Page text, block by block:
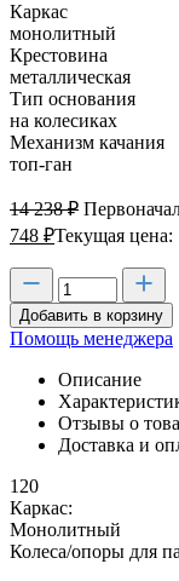
Каркас
монолитный
Крестовина
металлическая
Тип основания
на колесиках
Механизм качания
топ-ган
14 238₽
748 ₽Текущая цена:
Добавить в корзину
Помощь менеджера
Описание
Отзывы о
Доставка и
120
Каркас:
Монолитный
Колеса/опоры для